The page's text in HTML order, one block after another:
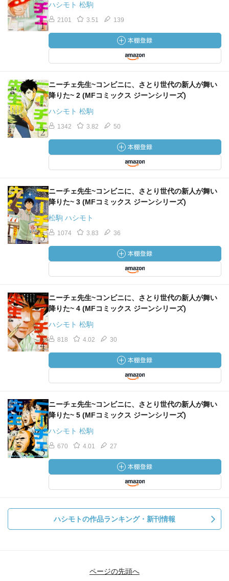
で、
１０ｋｇのお米抱いて悦に入れるか？普通。。。
と、
クレーム対応に１時間もかかるの？
ん？
松駒君はオッサンが好きだから子孫を残せないんですよ
ね？
それでいいんですよね？
女性と結婚したいってことはないんですよね？ね？
５７hours「アドバイザーがやってきた！！」
最低自給で辛いイメージしかない。
もちろん、
バイトなんて応募なさそう。。。
しかも、
無駄に店舗多く構えてない？
従業員を確保してから親展オープンしてないと思う。
と、
詐欺。。。
５８hours「”その時”、来たれり。」
いくらくらい貰えるの？
と、
ゲスい邪念しか沸かない。
つか、
そこまでお金投げる人っているの？
誇張じゃないの？
７７７ってトレーなかったもんねぇー。
で、
ニーチェ先生にツイッターがばれた？！
ハシモト 松駒
2101 3.51 139
ニーチェ先生~コンビニに、さとり世代の新人が舞い
降りた~ 2 (MFコミックス ジーンシリーズ)
ハシモト 松駒
1342 3.82 50
ニーチェ先生~コンビニに、さとり世代の新人が舞い
降りた~ 3 (MFコミックス ジーンシリーズ)
松駒 ハシモト
1074 3.83 36
ニーチェ先生~コンビニに、さとり世代の新人が舞い
降りた~ 4 (MFコミックス ジーンシリーズ)
ハシモト 松駒
818 4.02 30
ニーチェ先生~コンビニに、さとり世代の新人が舞い
降りた~ 5 (MFコミックス ジーンシリーズ)
ハシモト 松駒
670 4.01 27
ハシモトの作品ランキング・新刊情報
ページの先頭へ